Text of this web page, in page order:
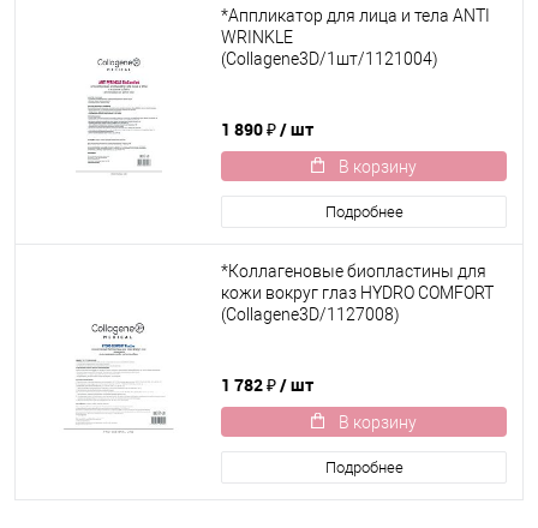
*Аппликатор для лица и тела ANTI
WRINKLE
(Collagene3D/1шт/1121004)
1 890 ₽/ шт
В корзину
Подробнее
*Коллагеновые биопластины для
кожи вокруг глаз HYDRO COMFORT
(Collagene3D/1127008)
1 782 ₽/ шт
В корзину
Подробнее